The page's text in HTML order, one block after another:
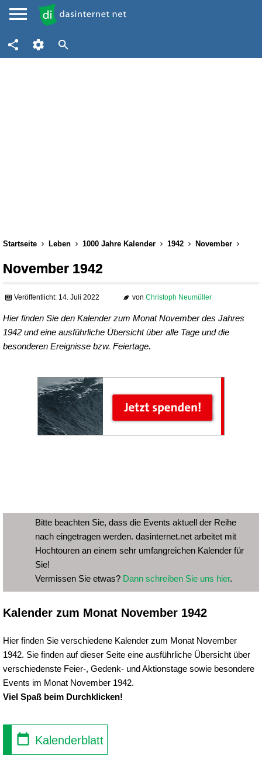
Startseite Leben 1000 Jahre Kalender 1942 November
November 1942
Veröffentlicht: 14. Juli 2022 von Christoph Neumüller
Hier finden Sie den Kalender zum Monat November des Jahres
1942 und eine ausführliche Übersicht über alle Tage und die
besonderen Ereignisse bzw. Feiertage.
Bitte beachten Sie, dass die Events aktuell der Reihe
nach eingetragen werden. dasinternet.net arbeitet mit
Hochtouren an einem sehr umfangreichen Kalender für
Sie!
Vermissen Sie etwas? Dann schreiben Sie uns hier.
Kalender zum Monat November 1942
Hier finden Sie verschiedene Kalender zum Monat November
1942. Sie finden auf dieser Seite eine ausführliche Übersicht über
verschiedenste Feier-, Gedenk- und Aktionstage sowie besondere
Events im Monat November 1942.
Viel Spaß beim Durchklicken!
Kalenderblatt